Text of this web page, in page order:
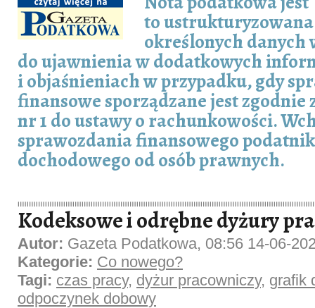
to
określonych danych
do ujawnienia w dodatkowych
i objaśnieniach w przypadku, gdy
finansowe sporządzane jest zgodnie
nr 1 do ustawy o rachunkowości.
sprawozdania finansowego
dochodowego od osób prawnych.
Kodeksowe i odrębne dyżury
Autor: Gazeta Podatkowa, 08:56 14-06-
Kategorie: Co nowego?
Tagi: czas pracy, dyżur pracowniczy, grafik
odpoczynek dobowy